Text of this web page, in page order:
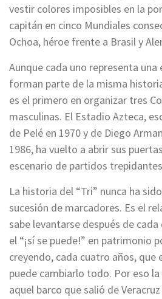
vestir colores imposibles en la
capitán en cinco Mundiales
Ochoa, héroe frente a Brasil y
Aunque cada uno representa
forman parte de la misma
es el primero en organizar tres
masculinas. El Estadio Azteca,
de Pelé en 1970 y de Diego
1986, ha vuelto a abrir sus
escenario de partidos
La historia del “Tri” nunca ha
sucesión de marcadores. Es el
sabe levantarse después de
el “¡sí se puede!” en patrimonio
creyendo, cada cuatro años,
puede cambiarlo todo. Por eso
aquel barco que salió de Veracruz